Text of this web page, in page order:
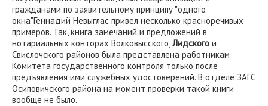
гражданами по заявительному принципу "одного
окна"Геннадий Невыглас привел несколько красноречивых
примеров. Так, книга замечаний и предложений в
нотариальных конторах Волковысского,Лидского и
Свислочского районов была представлена работникам
Комитета государственного контроля только после
предъявления ими служебных удостоверений. В отделе ЗАГС
Осиповичского района на момент проверки такой книги
вообще не было.